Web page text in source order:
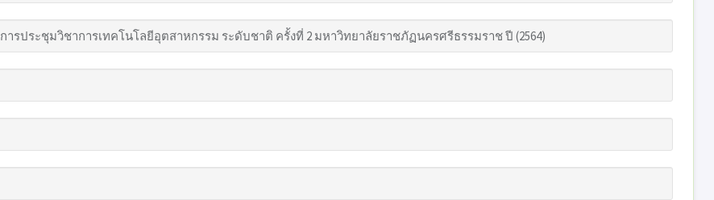
การประชุมวิชาการเทคโนโลยีอุตสาหกรรม ระดับชาติ ครั้งที่ 2 มหาวิทยาลัยราชภัฏนครศรีธรรมราช ปี (2564)